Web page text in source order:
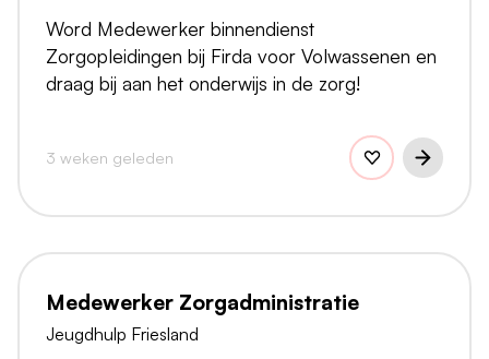
Word Medewerker binnendienst
Zorgopleidingen bij Firda voor Volwassenen en
draag bij aan het onderwijs in de zorg!
3 weken geleden
Medewerker Zorgadministratie
Jeugdhulp Friesland